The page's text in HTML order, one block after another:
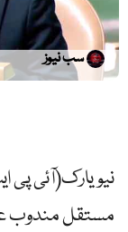
سب نیوز
نیویارک(آئی پی
مستقل مندوب